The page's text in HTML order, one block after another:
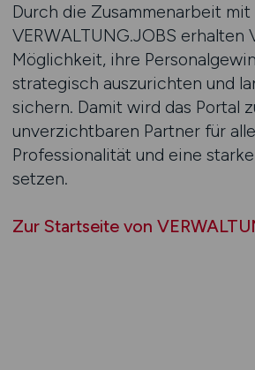
Durch die Zusammenarbeit mit
VERWALTUNG.JOBS erhalten
Möglichkeit, ihre
strategisch auszurichten und
sichern. Damit wird das Portal
unverzichtbaren Partner für
Professionalität und eine
setzen.
Zur Startseite von